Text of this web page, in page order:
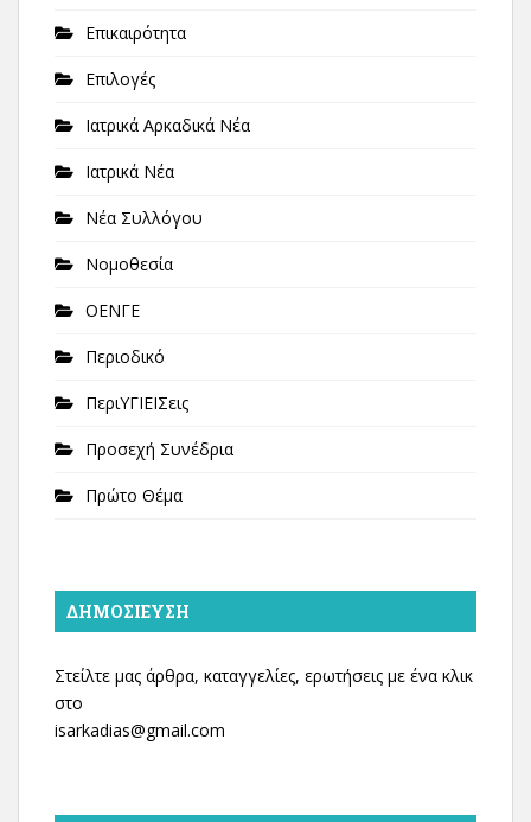
Επικαιρότητα
Επιλογές
Ιατρικά Αρκαδικά Νέα
Ιατρικά Νέα
Νέα Συλλόγου
Νομοθεσία
ΟΕΝΓΕ
Περιοδικό
ΠεριΥΓΙΕΙΣεις
Προσεχή Συνέδρια
Πρώτο Θέμα
ΔΗΜΟΣΊΕΥΣΗ
Στείλτε μας άρθρα, καταγγελίες, ερωτήσεις με ένα κλικ
στο
isarkadias@gmail.com